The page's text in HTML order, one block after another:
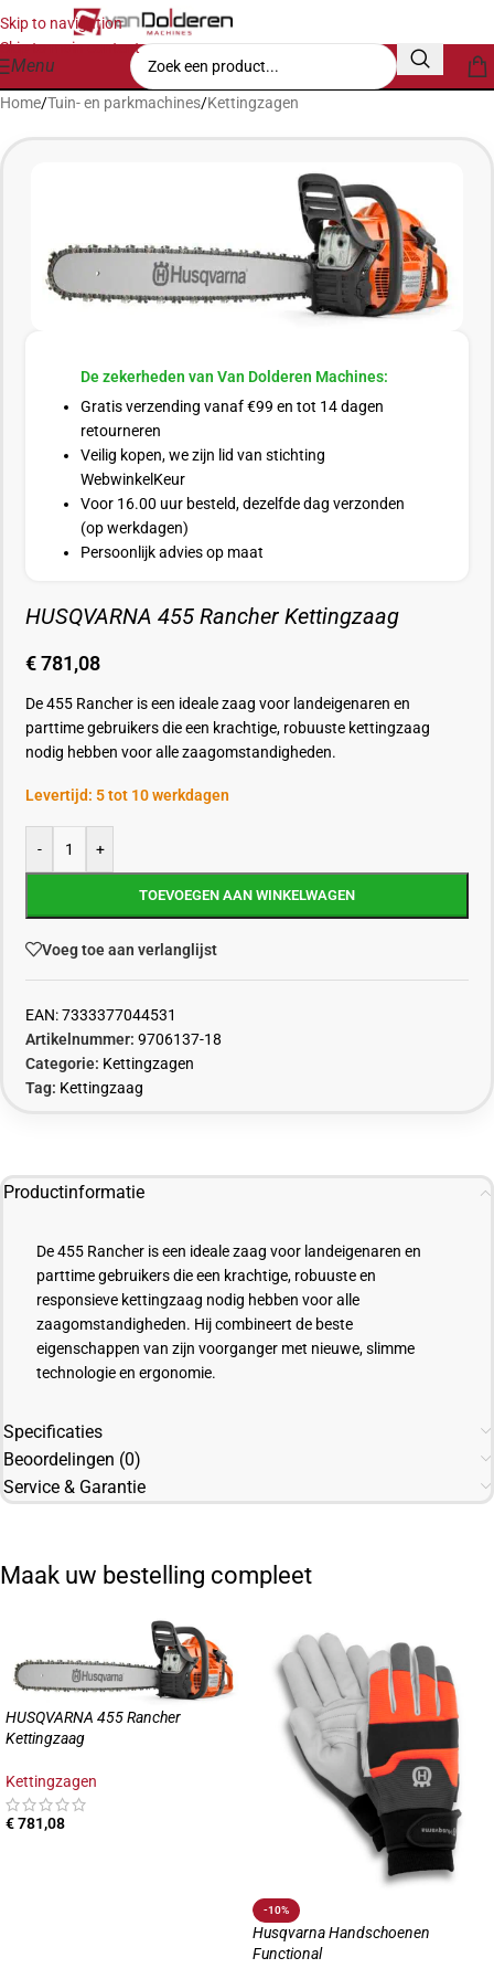
Skip to navigation
Skip to main content
Menu
Home/Tuin- en parkmachines/Kettingzagen
De zekerheden van Van Dolderen Machines:
Gratis verzending vanaf €99 en tot 14 dagen
retourneren
Veilig kopen, we zijn lid van stichting
WebwinkelKeur
Voor 16.00 uur besteld, dezelfde dag verzonden
(op werkdagen)
Persoonlijk advies op maat
HUSQVARNA 455 Rancher Kettingzaag
€781,08
De 455 Rancher is een ideale zaag voor landeigenaren en
parttime gebruikers die een krachtige, robuuste kettingzaag
nodig hebben voor alle zaagomstandigheden.
Levertijd: 5 tot 10 werkdagen
- +
TOEVOEGEN AAN WINKELWAGEN
Voeg toe aan verlanglijst
EAN:7333377044531
Artikelnummer: 9706137-18
Categorie: Kettingzagen
Tag: Kettingzaag
Productinformatie
De 455 Rancher is een ideale zaag voor landeigenaren en
parttime gebruikers die een krachtige, robuuste en
responsieve kettingzaag nodig hebben voor alle
zaagomstandigheden. Hij combineert de beste
eigenschappen van zijn voorganger met nieuwe, slimme
technologie en ergonomie.
Specificaties
Beoordelingen (0)
Service & Garantie
Maak uw bestelling compleet
HUSQVARNA 455 Rancher
Kettingzaag
Kettingzagen
€781,08
-10%
Husqvarna Handschoenen
Functional